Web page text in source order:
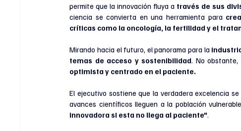
permite que la innovación fluya a través de sus
ciencia se convierta en una herramienta para
críticas como la oncología, la fertilidad y el
Mirando hacia el futuro, el panorama para la
temas de acceso y sostenibilidad . No
optimista y centrado en el paciente.
El ejecutivo sostiene que la verdadera excelencia
avances científicos lleguen a la población
innovadora si esta no llega al paciente"